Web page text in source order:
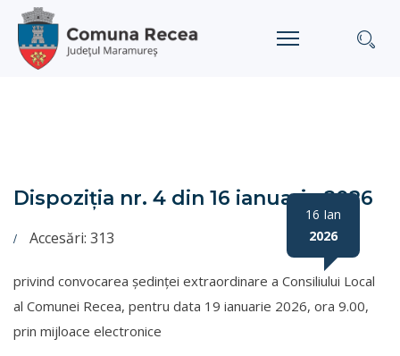
Dispoziţia nr. 4 din 16 ianuarie 2026
16 Ian
2026
Accesări: 313
privind convocarea ședinței extraordinare a Consiliului Local
al Comunei Recea, pentru data 19 ianuarie 2026, ora 9.00,
prin mijloace electronice